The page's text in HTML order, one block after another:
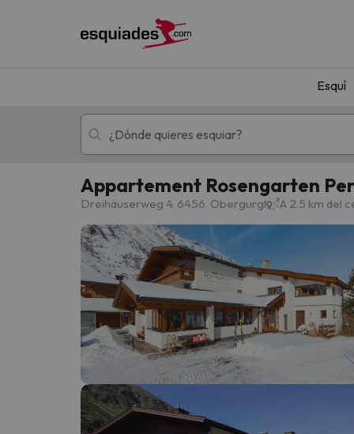
Esquí
Esquí Escapadas
¡Vaya! No hemos encontrado ningún
¡Vaya! Parece que nuestro buscador ha
Appartement Rosengarten
Dreihäuserweg 4, 6456, Obergurgl A 2.5 km del